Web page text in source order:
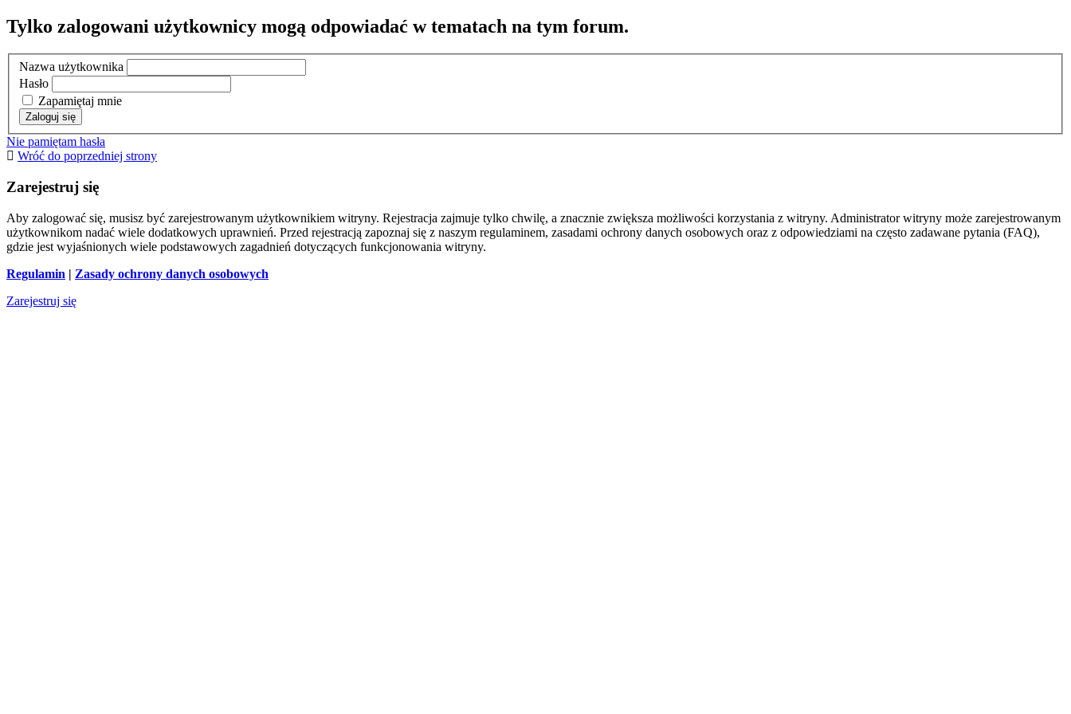
Tylko zalogowani użytkownicy mogą odpowiadać w tematach na tym forum.
Nazwa użytkownika
Hasło
Zapamiętaj mnie
Nie pamiętam hasła
Wróć do poprzedniej strony
Zarejestruj się
Aby zalogować się, musisz być zarejestrowanym użytkownikiem witryny. Rejestracja zajmuje tylko chwilę, a znacznie zwiększa możliwości korzystania z witryny. Administrator witryny może zarejestrowanym
użytkownikom nadać wiele dodatkowych uprawnień. Przed rejestracją zapoznaj się z naszym regulaminem, zasadami ochrony danych osobowych oraz z odpowiedziami na często zadawane pytania (FAQ),
gdzie jest wyjaśnionych wiele podstawowych zagadnień dotyczących funkcjonowania witryny.
Regulamin | Zasady ochrony danych osobowych
Zarejestruj się